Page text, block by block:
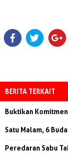
BERITA TERKAIT
Buktikan
Satu Malam, 6
Peredaran Sabu